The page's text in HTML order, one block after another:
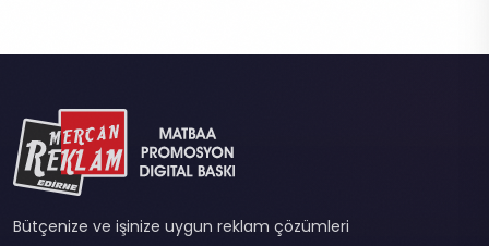
Bütçenize ve işinize uygun reklam çözümleri